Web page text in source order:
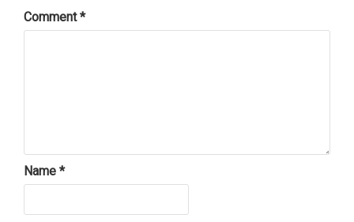
Comment*
Name *